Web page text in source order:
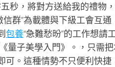
秒，將對方送給我的禮物
群”為載體與下級工會互通
包養“急難愁昐”的工作想請
量子美學入門》。，只需
可。這種情勢不只便利快